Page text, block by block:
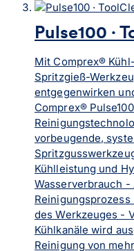
Pulse100 ·
Mit Comprex®
Spritzgieß-
entgegenwirken
Comprex®
vorbeugende,
Kühlleistung und
Wasserverbrauch -
des Werkzeuges -
Kühlkanäle wird
Reinigung von